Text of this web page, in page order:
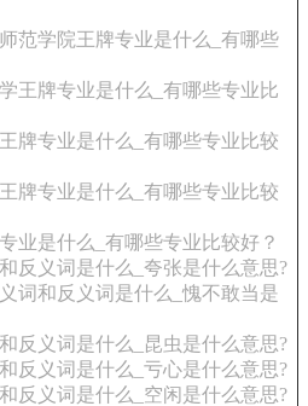
范学院王牌专业是什么_有哪些
王牌专业是什么_有哪些专业比
牌专业是什么_有哪些专业比较
牌专业是什么_有哪些专业比较
业是什么_有哪些专业比较好？
反义词是什么_夸张是什么意思?
词和反义词是什么_愧不敢当是
反义词是什么_昆虫是什么意思?
反义词是什么_亏心是什么意思?
反义词是什么_空闲是什么意思?